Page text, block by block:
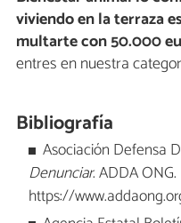
viviendo en la terraza
multarte con 50.000
entres en nuestra
Bibliografía
Asociación Defensa
Denunciar. ADDA
https://